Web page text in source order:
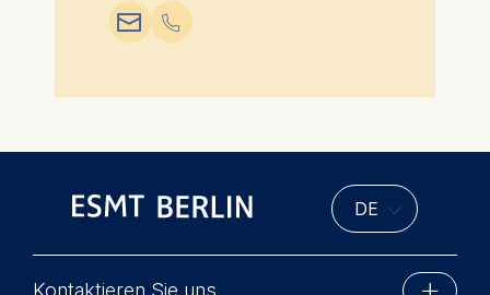
📧︎ 📞︎
Kontaktieren Sie uns